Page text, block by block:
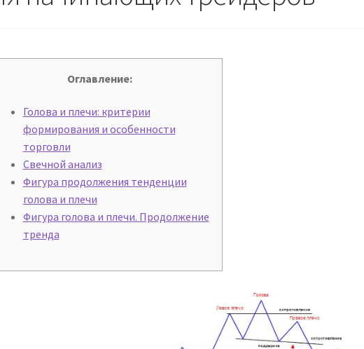
Оглавление:
Голова и плечи: критерии
формирования и особенности
торговли
Свечной анализ
Фигура продолжения тенденции
голова и плечи
Фигура голова и плечи. Продолжение
тренда